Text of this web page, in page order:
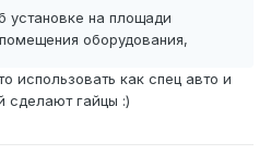
установке на площади
оборудования,
использовать как спец авто и
сделают гайцы :)